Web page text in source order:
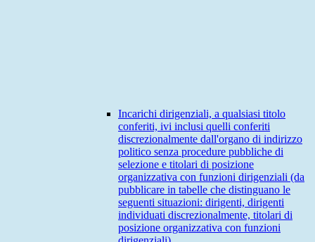
Incarichi dirigenziali, a qualsiasi titolo
conferiti, ivi inclusi quelli conferiti
discrezionalmente dall'organo di indirizzo
politico senza procedure pubbliche di
selezione e titolari di posizione
organizzativa con funzioni dirigenziali (da
pubblicare in tabelle che distinguano le
seguenti situazioni: dirigenti, dirigenti
individuati discrezionalmente, titolari di
posizione organizzativa con funzioni